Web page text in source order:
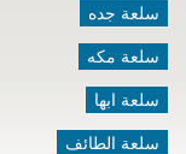
سلعة جده
سلعة مكه
سلعة ابها
سلعة الطائف